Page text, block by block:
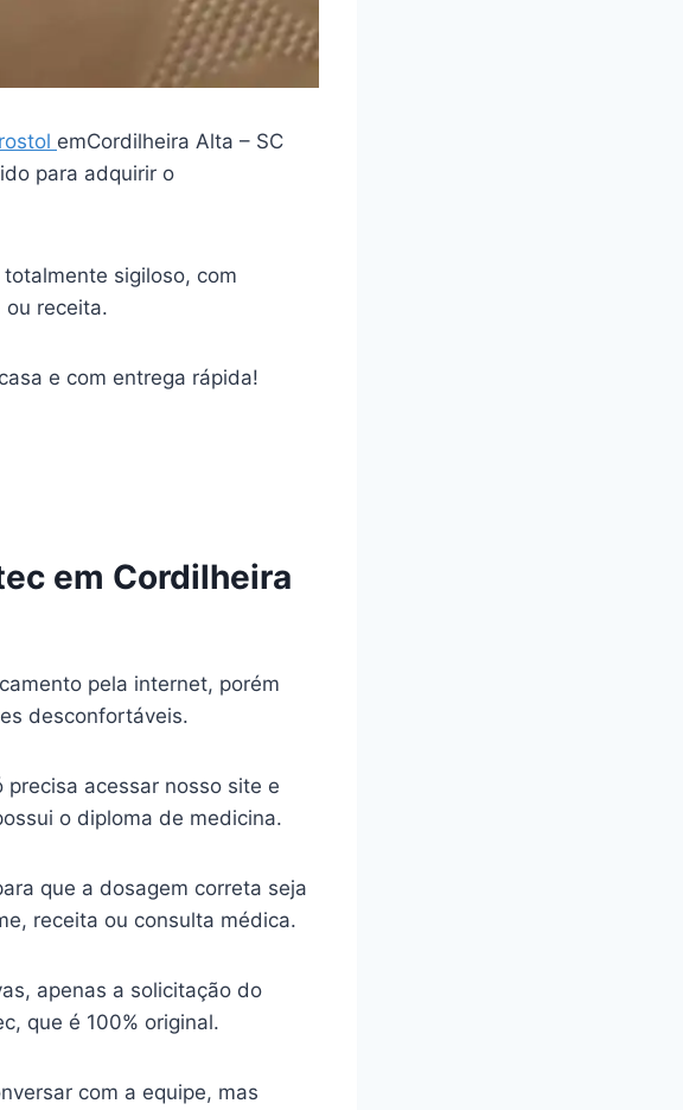
emCordilheira Alta – SC
para adquirir o
sigiloso, com
ou receita.
e com entrega rápida!
em Cordilheira
pela internet, porém
desconfortáveis.
acessar nosso site e
o diploma de medicina.
que a dosagem correta seja
receita ou consulta médica.
apenas a solicitação do
que é 100% original.
com a equipe, mas